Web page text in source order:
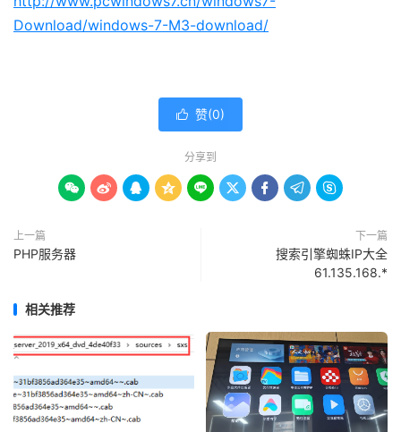
Download/windows-7-M3-download/
 赞(0)
分享到
        
上一篇
PHP服务器
下一篇
搜索引擎蜘蛛IP大全
61.135.168.*
相关推荐